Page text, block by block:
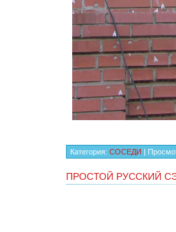
Категория: СОСЕДИ |
ПРОСТОЙ РУССКИЙ